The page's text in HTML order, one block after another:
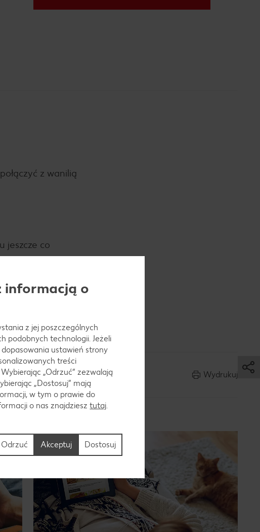
z wanilią
jeszcze co
na chwilę
Wydrukuj
informacją o
z jej poszczególnych
podobnych technologii. Jeżeli
ustawień strony
treści
„Odrzuć“ zezwalają
„Dostosuj” mają
w tym o prawie do
o nas znajdziesztutaj.
Dostosuj
Odrzuć Akceptuj